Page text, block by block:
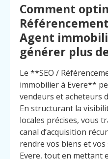
Contact
Comment
Agent
générer plus
Le **SEO /
immobilier à Evere**
vendeurs et acheteurs
En structurant la
locales précises, vous
canal d’acquisition
rendre vos biens et
Evere, tout en mettant